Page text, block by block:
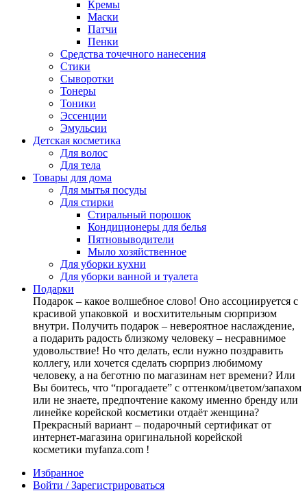
Кремы
Маски
Патчи
Пенки
Средства точечного нанесения
Стики
Сыворотки
Тонеры
Тоники
Эссенции
Эмульсии
Детская косметика
Для волос
Для тела
Товары для дома
Для мытья посуды
Для стирки
Стиральный порошок
Кондиционеры для белья
Пятновыводители
Мыло хозяйственное
Для уборки кухни
Для уборки ванной и туалета
Подарки
Подарок – какое волшебное слово! Оно ассоциируется с
красивой упаковкой и восхитительным сюрпризом
внутри. Получить подарок – невероятное наслаждение,
а подарить радость близкому человеку – несравнимое
удовольствие! Но что делать, если нужно поздравить
коллегу, или хочется сделать сюрприз любимому
человеку, а на беготню по магазинам нет времени? Или
Вы боитесь, что “прогадаете” с оттенком/цветом/запахом
или не знаете, предпочтение какому именно бренду или
линейке корейской косметики отдаёт женщина?
Прекрасный вариант – подарочный сертификат от
интернет-магазина оригинальной корейской
косметики myfanza.com !
Избранное
Войти / Зарегистрироваться